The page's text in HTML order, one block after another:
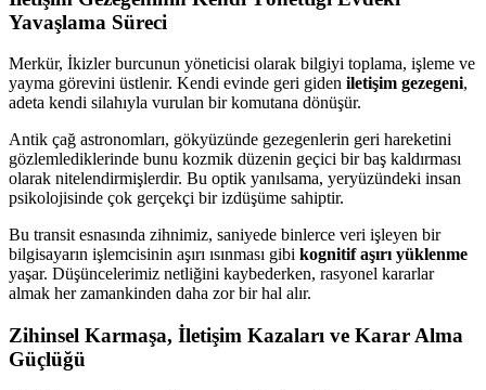
Yavaşlama Süreci
Merkür, İkizler burcunun yöneticisi olarak bilgiyi toplama, işleme ve
yayma görevini üstlenir. Kendi evinde geri giden iletişim gezegeni,
adeta kendi silahıyla vurulan bir komutana dönüşür.
Antik çağ astronomları, gökyüzünde gezegenlerin geri hareketini
gözlemlediklerinde bunu kozmik düzenin geçici bir baş kaldırması
olarak nitelendirmişlerdir. Bu optik yanılsama, yeryüzündeki insan
psikolojisinde çok gerçekçi bir izdüşüme sahiptir.
Bu transit esnasında zihnimiz, saniyede binlerce veri işleyen bir
bilgisayarın işlemcisinin aşırı ısınması gibi kognitif aşırı yüklenme
yaşar. Düşüncelerimiz netliğini kaybederken, rasyonel kararlar
almak her zamankinden daha zor bir hal alır.
Zihinsel Karmaşa, İletişim Kazaları ve Karar Alma
Güçlüğü